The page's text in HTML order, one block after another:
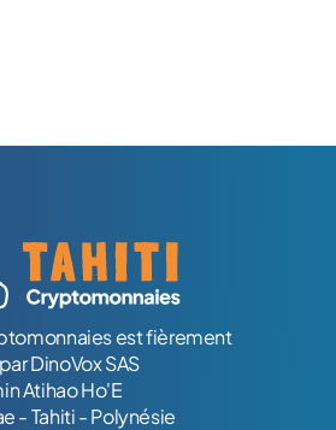
est fièrement
DinoVox SAS
Atihao Ho'E
- Tahiti - Polynésie